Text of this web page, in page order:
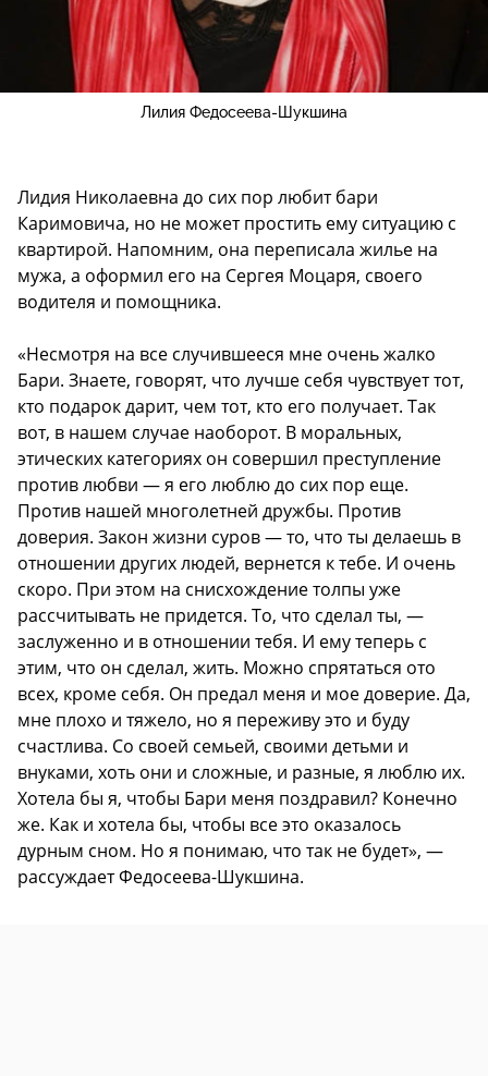
Лилия Федосеева-Шукшина
Лидия Николаевна до сих пор любит бари
Каримовича, но не может простить ему ситуацию с
квартирой. Напомним, она переписала жилье на
мужа, а оформил его на Сергея Моцаря, своего
водителя и помощника.
«Несмотря на все случившееся мне очень жалко
Бари. Знаете, говорят, что лучше себя чувствует тот,
кто подарок дарит, чем тот, кто его получает. Так
вот, в нашем случае наоборот. В моральных,
этических категориях он совершил преступление
против любви — я его люблю до сих пор еще.
Против нашей многолетней дружбы. Против
доверия. Закон жизни суров — то, что ты делаешь в
отношении других людей, вернется к тебе. И очень
скоро. При этом на снисхождение толпы уже
рассчитывать не придется. То, что сделал ты, —
заслуженно и в отношении тебя. И ему теперь с
этим, что он сделал, жить. Можно спрятаться ото
всех, кроме себя. Он предал меня и мое доверие. Да,
мне плохо и тяжело, но я переживу это и буду
счастлива. Со своей семьей, своими детьми и
внуками, хоть они и сложные, и разные, я люблю их.
Хотела бы я, чтобы Бари меня поздравил? Конечно
же. Как и хотела бы, чтобы все это оказалось
дурным сном. Но я понимаю, что так не будет», —
рассуждает Федосеева-Шукшина.